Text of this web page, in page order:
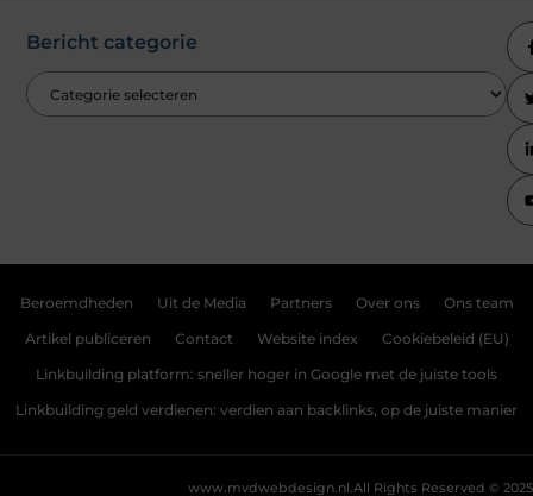
Bericht categorie
Beroemdheden Uit de Media Partners Over ons Ons team
Artikel publiceren Contact Website index Cookiebeleid (EU)
Linkbuilding platform: sneller hoger in Google met de juiste tools
Linkbuilding geld verdienen: verdien aan backlinks, op de juiste manier
All Rights Reserved © 2025
www.mvdwebdesign.nl.